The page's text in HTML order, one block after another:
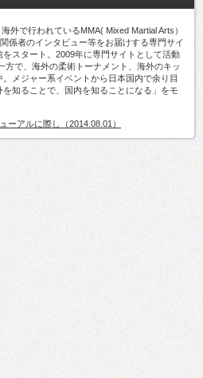
外で行われているMMA( Mixed Martial Arts）
係者のインタビュー等をお届けする専門サイ
をスタート。2009年に専門サイトとして活動
方で、海外の柔術トーナメント、海外のキッ
メジャー系イベントから日本国内で余り目
知ることで、国内を知ることになる」をモ
ーアルに際し（2014.08.01）